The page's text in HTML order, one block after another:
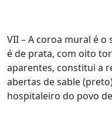
VII – A coroa mural é
é de prata, com oito
aparentes, constitui a
abertas de sable
hospitaleiro do povo